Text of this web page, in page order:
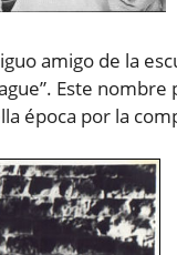
amigo de la
Este
época por la